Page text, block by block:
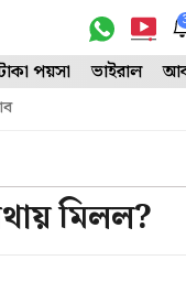
পয়সা ভাইরাল
মিলল?